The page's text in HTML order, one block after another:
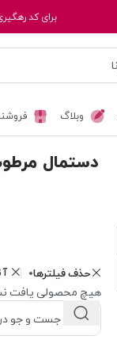
برای کد
وبلاگ
دستمال
حذف فیلترها
هیچ محصولی یافت